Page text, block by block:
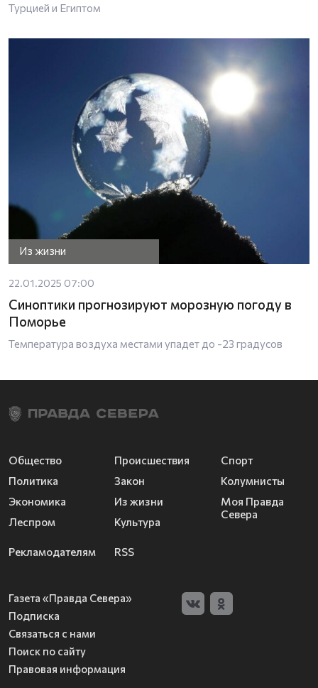
Турцией и Египтом
Из жизни
22.01.2025 07:00
Синоптики прогнозируют морозную погоду в
Поморье
Температура воздуха местами упадет до -23 градусов
Общество
Политика
Экономика
Леспром
Происшествия
Закон
Из жизни
Культура
Спорт
Колумнисты
Моя Правда
Севера
Рекламодателям RSS
Газета «Правда Севера»
Подписка
Связаться с нами
Поиск по сайту
Правовая информация